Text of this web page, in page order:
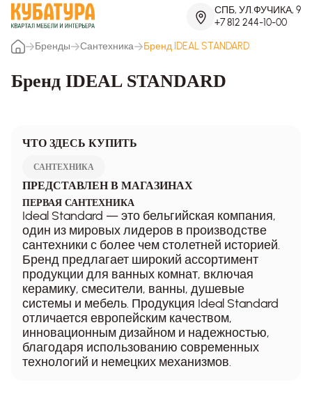
СПБ, УЛ.ФУЧИКА, 9
+7 812 244-10-00
Бренды
Сантехника Бренд IDEAL STANDARD
Бренд IDEAL STANDARD
ЧТО ЗДЕСЬ КУПИТЬ
САНТЕХНИКА
ПРЕДСТАВЛЕН В МАГАЗИНАХ
ПЕРВАЯ САНТЕХНИКА
Ideal Standard — это бельгийская компания,
один из мировых лидеров в производстве
сантехники с более чем столетней историей.
Бренд предлагает широкий ассортимент
продукции для ванных комнат, включая
керамику, смесители, ванны, душевые
системы и мебель. Продукция Ideal Standard
отличается европейским качеством,
инновационным дизайном и надежностью,
благодаря использованию современных
технологий и немецких механизмов.